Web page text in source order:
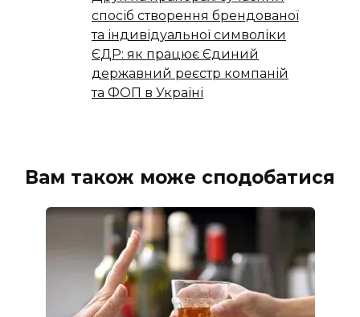
спосіб створення брендованої
та індивідуальної символіки
ЄДР: як працює Єдиний
державний реєстр компаній
та ФОП в Україні
Вам також може сподобатися